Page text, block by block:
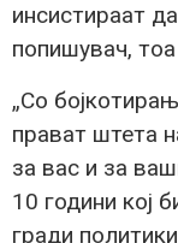
инсистираат
попишувач,
„Со
прават штета
за вас и за
10 години кој
гради